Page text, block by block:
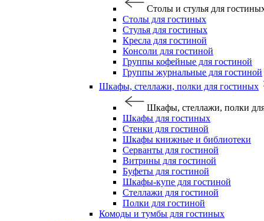
Столы и стулья для
Столы для гостиных
Стулья для гостиных
Кресла для гостиной
Консоли для гостиной
Группы кофейные для гостиной
Группы журнальные для гостиной
Шкафы, стеллажи, полки для гостиных
Шкафы, стеллажи, полки
Шкафы для гостиных
Стенки для гостиной
Шкафы книжные и библиотеки
Серванты для гостиной
Витрины для гостиной
Буфеты для гостиной
Шкафы-купе для гостиной
Стеллажи для гостиной
Полки для гостиной
Комоды и тумбы для гостиных